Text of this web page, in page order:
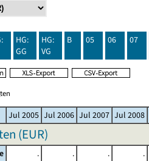
HG:
GG
HG:
VG
B 05 06 07
Jul 2005 Jul 2006 Jul 2007 Jul 2008
(EUR)
. . . .